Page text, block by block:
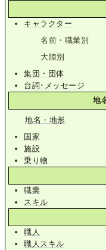
キャラクター
名前・職業別
大陸別
集団・団体
台詞･メッセージ
地
地名・地形
国家
施設
乗り物
職業
スキル
職人
職人スキル